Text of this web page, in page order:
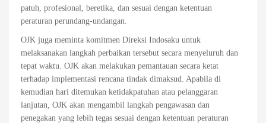
patuh, profesional, beretika, dan sesuai dengan ketentuan
peraturan perundang-undangan.
OJK juga meminta komitmen Direksi Indosaku untuk
melaksanakan langkah perbaikan tersebut secara menyeluruh dan
tepat waktu. OJK akan melakukan pemantauan secara ketat
terhadap implementasi rencana tindak dimaksud. Apabila di
kemudian hari ditemukan ketidakpatuhan atau pelanggaran
lanjutan, OJK akan mengambil langkah pengawasan dan
penegakan yang lebih tegas sesuai dengan ketentuan peraturan